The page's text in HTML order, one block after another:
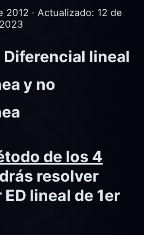
2012 · Actualizado: 12 de
lineal
y no
de los 4
resolver
lineal de 1er